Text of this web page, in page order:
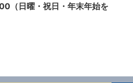
日曜・祝日・年末年始を